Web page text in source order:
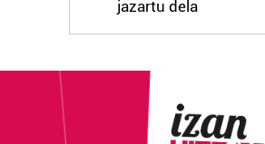
jazartu dela